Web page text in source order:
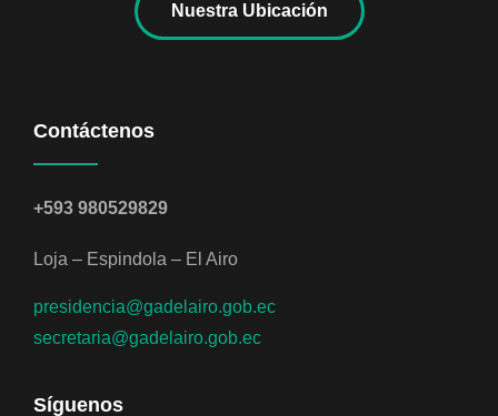
Nuestra Ubicación
Contáctenos
+593 980529829
Loja – Espindola – El Airo
presidencia@gadelairo.gob.ec
secretaria@gadelairo.gob.ec
Síguenos